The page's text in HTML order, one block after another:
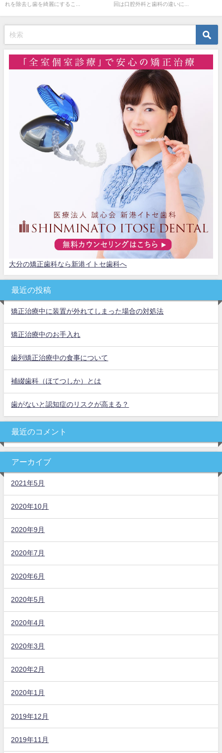
れを除去し歯を綺麗にするこ...
回は口腔外科と歯科の違いに...
大分の矯正歯科なら新港イトセ歯科へ
最近の投稿
矯正治療中に装置が外れてしまった場合の対処法
矯正治療中のお手入れ
歯列矯正治療中の食事について
補綴歯科（ほてつしか）とは
歯がないと認知症のリスクが高まる？
最近のコメント
アーカイブ
2021年5月
2020年10月
2020年9月
2020年7月
2020年6月
2020年5月
2020年4月
2020年3月
2020年2月
2020年1月
2019年12月
2019年11月